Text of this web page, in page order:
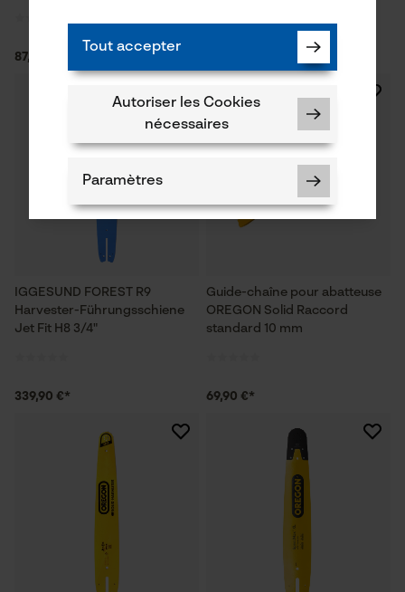
87,89 €*
IGGESUND FOREST R9
Harvester-Führungsschiene
Jet Fit H8 3/4"
339,90 €*
Guide-chaîne pour abatteuse
OREGON Solid Raccord
standard 10 mm
NOUVEAU
69,90 €*
Tout accepter
Autoriser les Cookies
nécessaires
Paramètres
Cookies nécessaires
Vérifier linstallation de cookies
ID de session
Sauvegarder les préférences
pour traitement des données
Cookies statistiques